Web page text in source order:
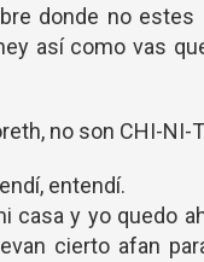
donde no
así como vas
no son CHI-NI-
entendí.
casa y yo quedo
cierto afan